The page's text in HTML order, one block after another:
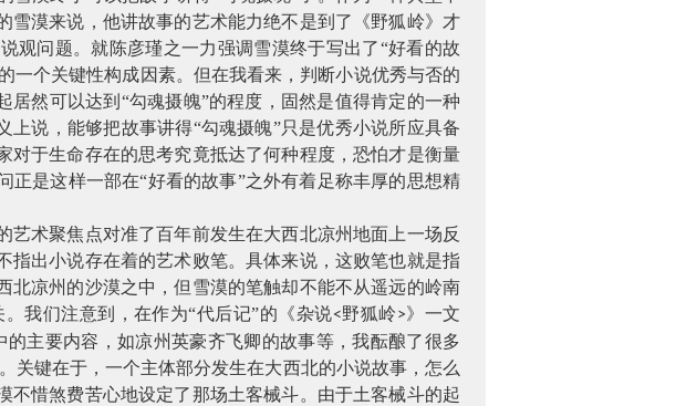
漠来说，他讲故事的艺术能力绝不是到了《野狐岭》才
观问题。就陈彦瑾之一力强调雪漠终于写出了“好看的故
一个关键性构成因素。但在我看来，判断小说优秀与否的
然可以达到“勾魂摄魄”的程度，固然是值得肯定的一种
说，能够把故事讲得“勾魂摄魄”只是优秀小说所应具备
于生命存在的思考究竟抵达了何种程度，恐怕才是衡量
是这样一部在“好看的故事”之外有着足称丰厚的思想精
术聚焦点对准了百年前发生在大西北凉州地面上一场反
出小说存在着的艺术败笔。具体来说，这败笔也就是指
凉州的沙漠之中，但雪漠的笔触却不能不从遥远的岭南
我们注意到，在作为“代后记”的《杂说<野狐岭>》一文
主要内容，如凉州英豪齐飞卿的故事等，我酝酿了很多
关键在于，一个主体部分发生在大西北的小说故事，怎么
惜煞费苦心地设定了那场土客械斗。由于土客械斗的起